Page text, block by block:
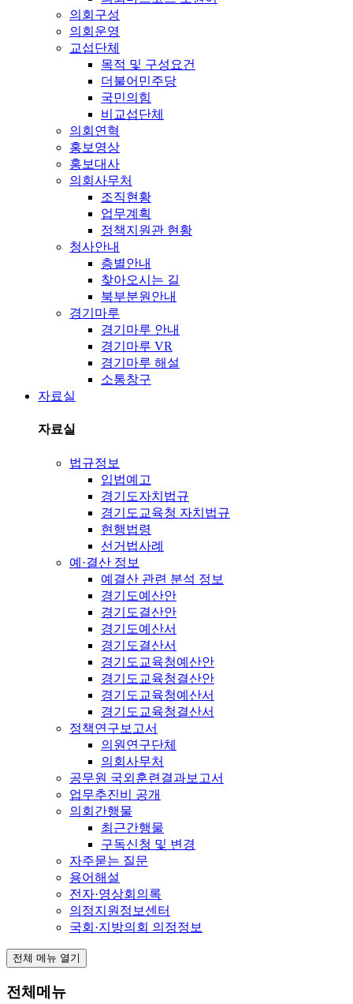
의회구성
의회운영
교섭단체
목적 및 구성요건
더불어민주당
국민의힘
비교섭단체
의회연혁
홍보영상
홍보대사
의회사무처
조직현황
업무계획
정책지원관 현황
청사안내
층별안내
찾아오시는 길
북부분원안내
경기마루
경기마루 안내
경기마루 VR
경기마루 해설
소통창구
자료실
자료실
법규정보
입법예고
경기도자치법규
경기도교육청 자치법규
현행법령
선거법사례
예·결산 정보
예결산 관련 분석 정보
경기도예산안
경기도결산안
경기도예산서
경기도결산서
경기도교육청예산안
경기도교육청결산안
경기도교육청예산서
경기도교육청결산서
정책연구보고서
의원연구단체
의회사무처
공무원 국외훈련결과보고서
업무추진비 공개
의회간행물
최근간행물
구독신청 및 변경
자주묻는 질문
용어해설
전자·영상회의록
의정지원정보센터
국회·지방의회 의정정보
전체 메뉴 열기
전체메뉴